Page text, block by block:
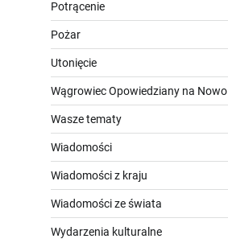
Potrącenie
Pożar
Utonięcie
Wągrowiec Opowiedziany na Nowo
Wasze tematy
Wiadomości
Wiadomości z kraju
Wiadomości ze świata
Wydarzenia kulturalne